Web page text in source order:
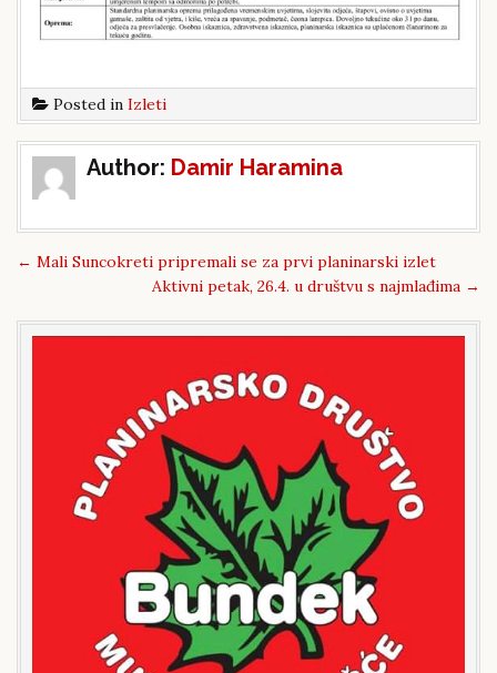
Posted in Izleti
Author: Damir Haramina
Post
navigation
← Mali Suncokreti pripremali se za prvi planinarski izlet
Aktivni petak, 26.4. u društvu s najmlađima →